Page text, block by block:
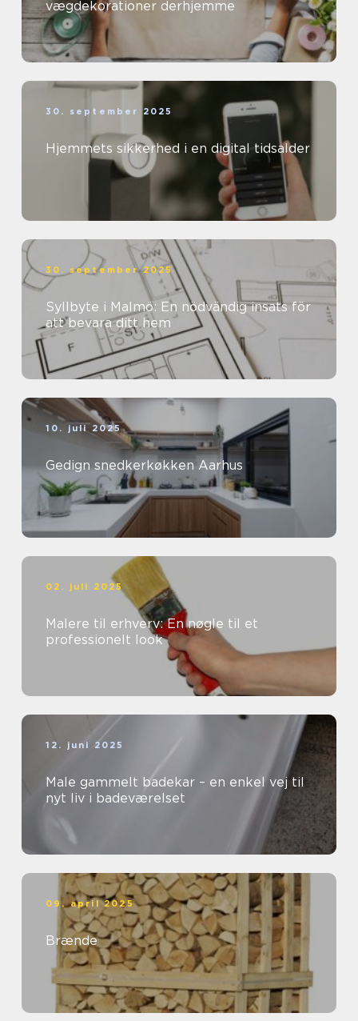
vægdekorationer derhjemme
30. september 2025
Hjemmets sikkerhed i en digital tidsalder
30. september 2025
Syllbyte i Malmö: En nödvändig insats för
att bevara ditt hem
10. juli 2025
Gedign snedkerkøkken Aarhus
02. juli 2025
Malere til erhverv: En nøgle til et
professionelt look
12. juni 2025
Male gammelt badekar – en enkel vej til
nyt liv i badeværelset
09. april 2025
Brænde